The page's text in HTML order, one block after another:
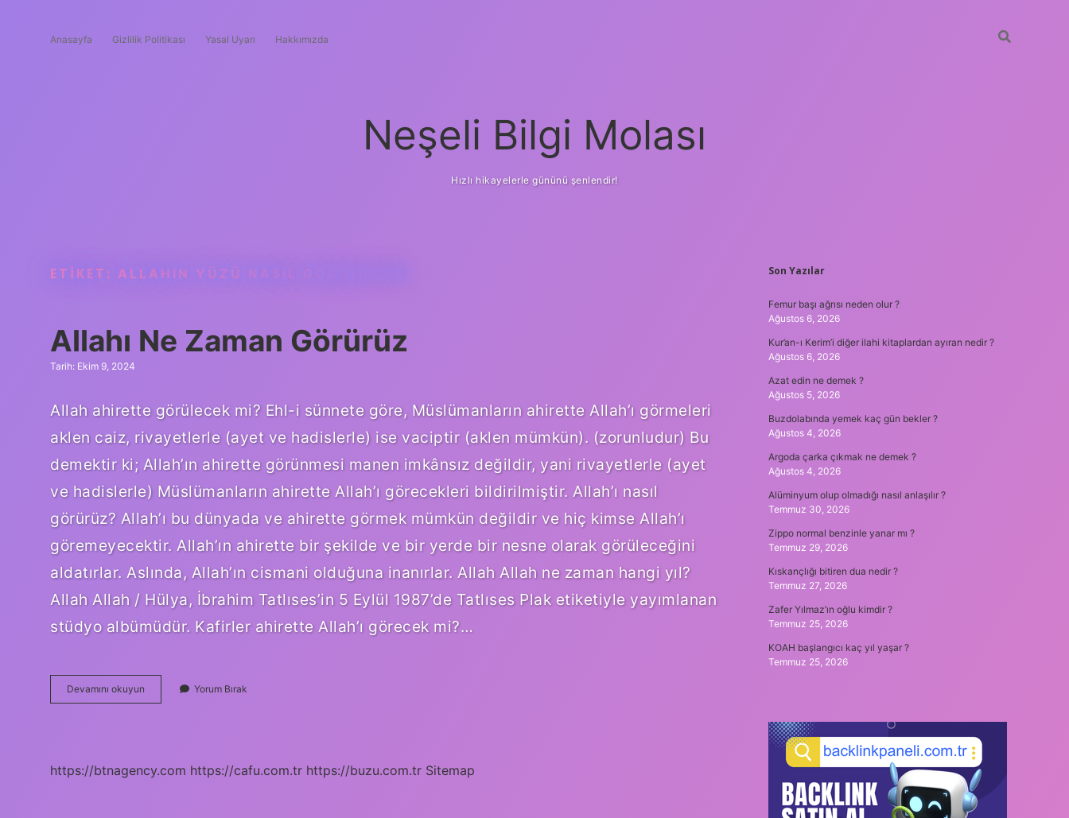
Anasayfa Gizlilik Politikası Yasal Uyarı Hakkımızda
Neşeli Bilgi Molası
Hızlı hikayelerle gününü şenlendir!
ETIKET: ALLAHIN YÜZÜ NASIL GÖRÜNÜYOR
Allahı Ne Zaman Görürüz
Tarih: Ekim 9, 2024
Allah ahirette görülecek mi? Ehl-i sünnete göre, Müslümanların ahirette Allah’ı görmeleri
aklen caiz, rivayetlerle (ayet ve hadislerle) ise vaciptir (aklen mümkün). (zorunludur) Bu
demektir ki; Allah’ın ahirette görünmesi manen imkânsız değildir, yani rivayetlerle (ayet
ve hadislerle) Müslümanların ahirette Allah’ı görecekleri bildirilmiştir. Allah’ı nasıl
görürüz? Allah’ı bu dünyada ve ahirette görmek mümkün değildir ve hiç kimse Allah’ı
göremeyecektir. Allah’ın ahirette bir şekilde ve bir yerde bir nesne olarak görüleceğini
aldatırlar. Aslında, Allah’ın cismani olduğuna inanırlar. Allah Allah ne zaman hangi yıl?
Allah Allah / Hülya, İbrahim Tatlıses’in 5 Eylül 1987’de Tatlıses Plak etiketiyle yayımlanan
stüdyo albümüdür. Kafirler ahirette Allah’ı görecek mi?…
Devamını okuyun
Ne
Yorum Bırak
https://btnagency.com https://cafu.com.tr https://buzu.com.tr Sitemap
SIDEBAR
Son Yazılar
Femur başı ağrısı neden olur ?
Ağustos 6, 2026
Kur’an-ı Kerim’i diğer ilahi kitaplardan ayıran nedir ?
Ağustos 6, 2026
Azat edin ne demek ?
Ağustos 5, 2026
Buzdolabında yemek kaç gün bekler ?
Ağustos 4, 2026
Argoda çarka çıkmak ne demek ?
Ağustos 4, 2026
Alüminyum olup olmadığı nasıl anlaşılır ?
Temmuz 30, 2026
Zippo normal benzinle yanar mı ?
Temmuz 29, 2026
Kıskançlığı bitiren dua nedir ?
Temmuz 27, 2026
Zafer Yılmaz’ın oğlu kimdir ?
Temmuz 25, 2026
KOAH başlangıcı kaç yıl yaşar ?
Temmuz 25, 2026